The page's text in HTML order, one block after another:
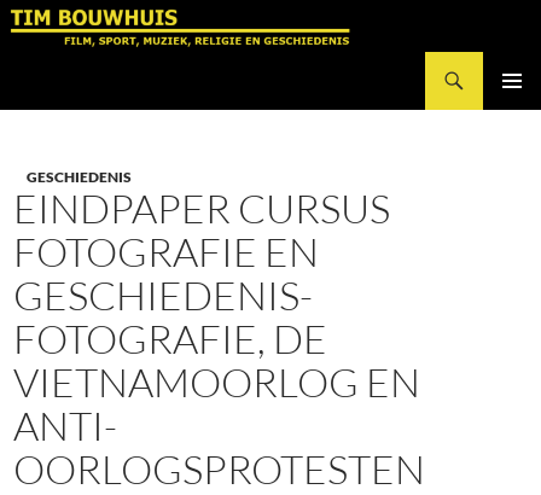
Ga
GESCHIEDENIS
EINDPAPER CURSUS
FOTOGRAFIE EN
GESCHIEDENIS-
FOTOGRAFIE, DE
VIETNAMOORLOG EN
ANTI-
OORLOGSPROTESTEN